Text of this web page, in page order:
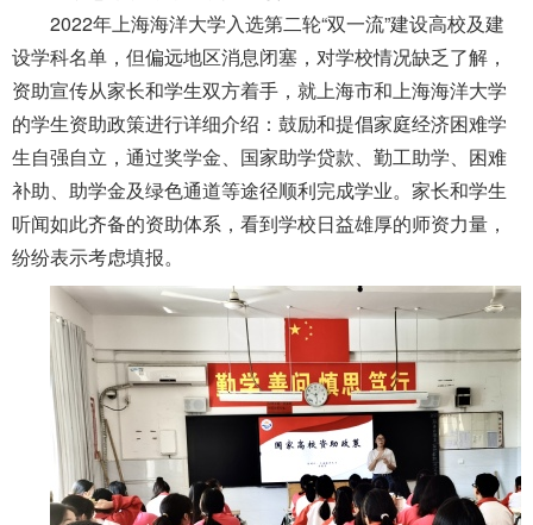
2022年上海海洋大学入选第二轮“双一流”建设高校及建
设学科名单，但偏远地区消息闭塞，对学校情况缺乏了解，
资助宣传从家长和学生双方着手，就上海市和上海海洋大学
的学生资助政策进行详细介绍：鼓励和提倡家庭经济困难学
生自强自立，通过奖学金、国家助学贷款、勤工助学、困难
补助、助学金及绿色通道等途径顺利完成学业。家长和学生
听闻如此齐备的资助体系，看到学校日益雄厚的师资力量，
纷纷表示考虑填报。